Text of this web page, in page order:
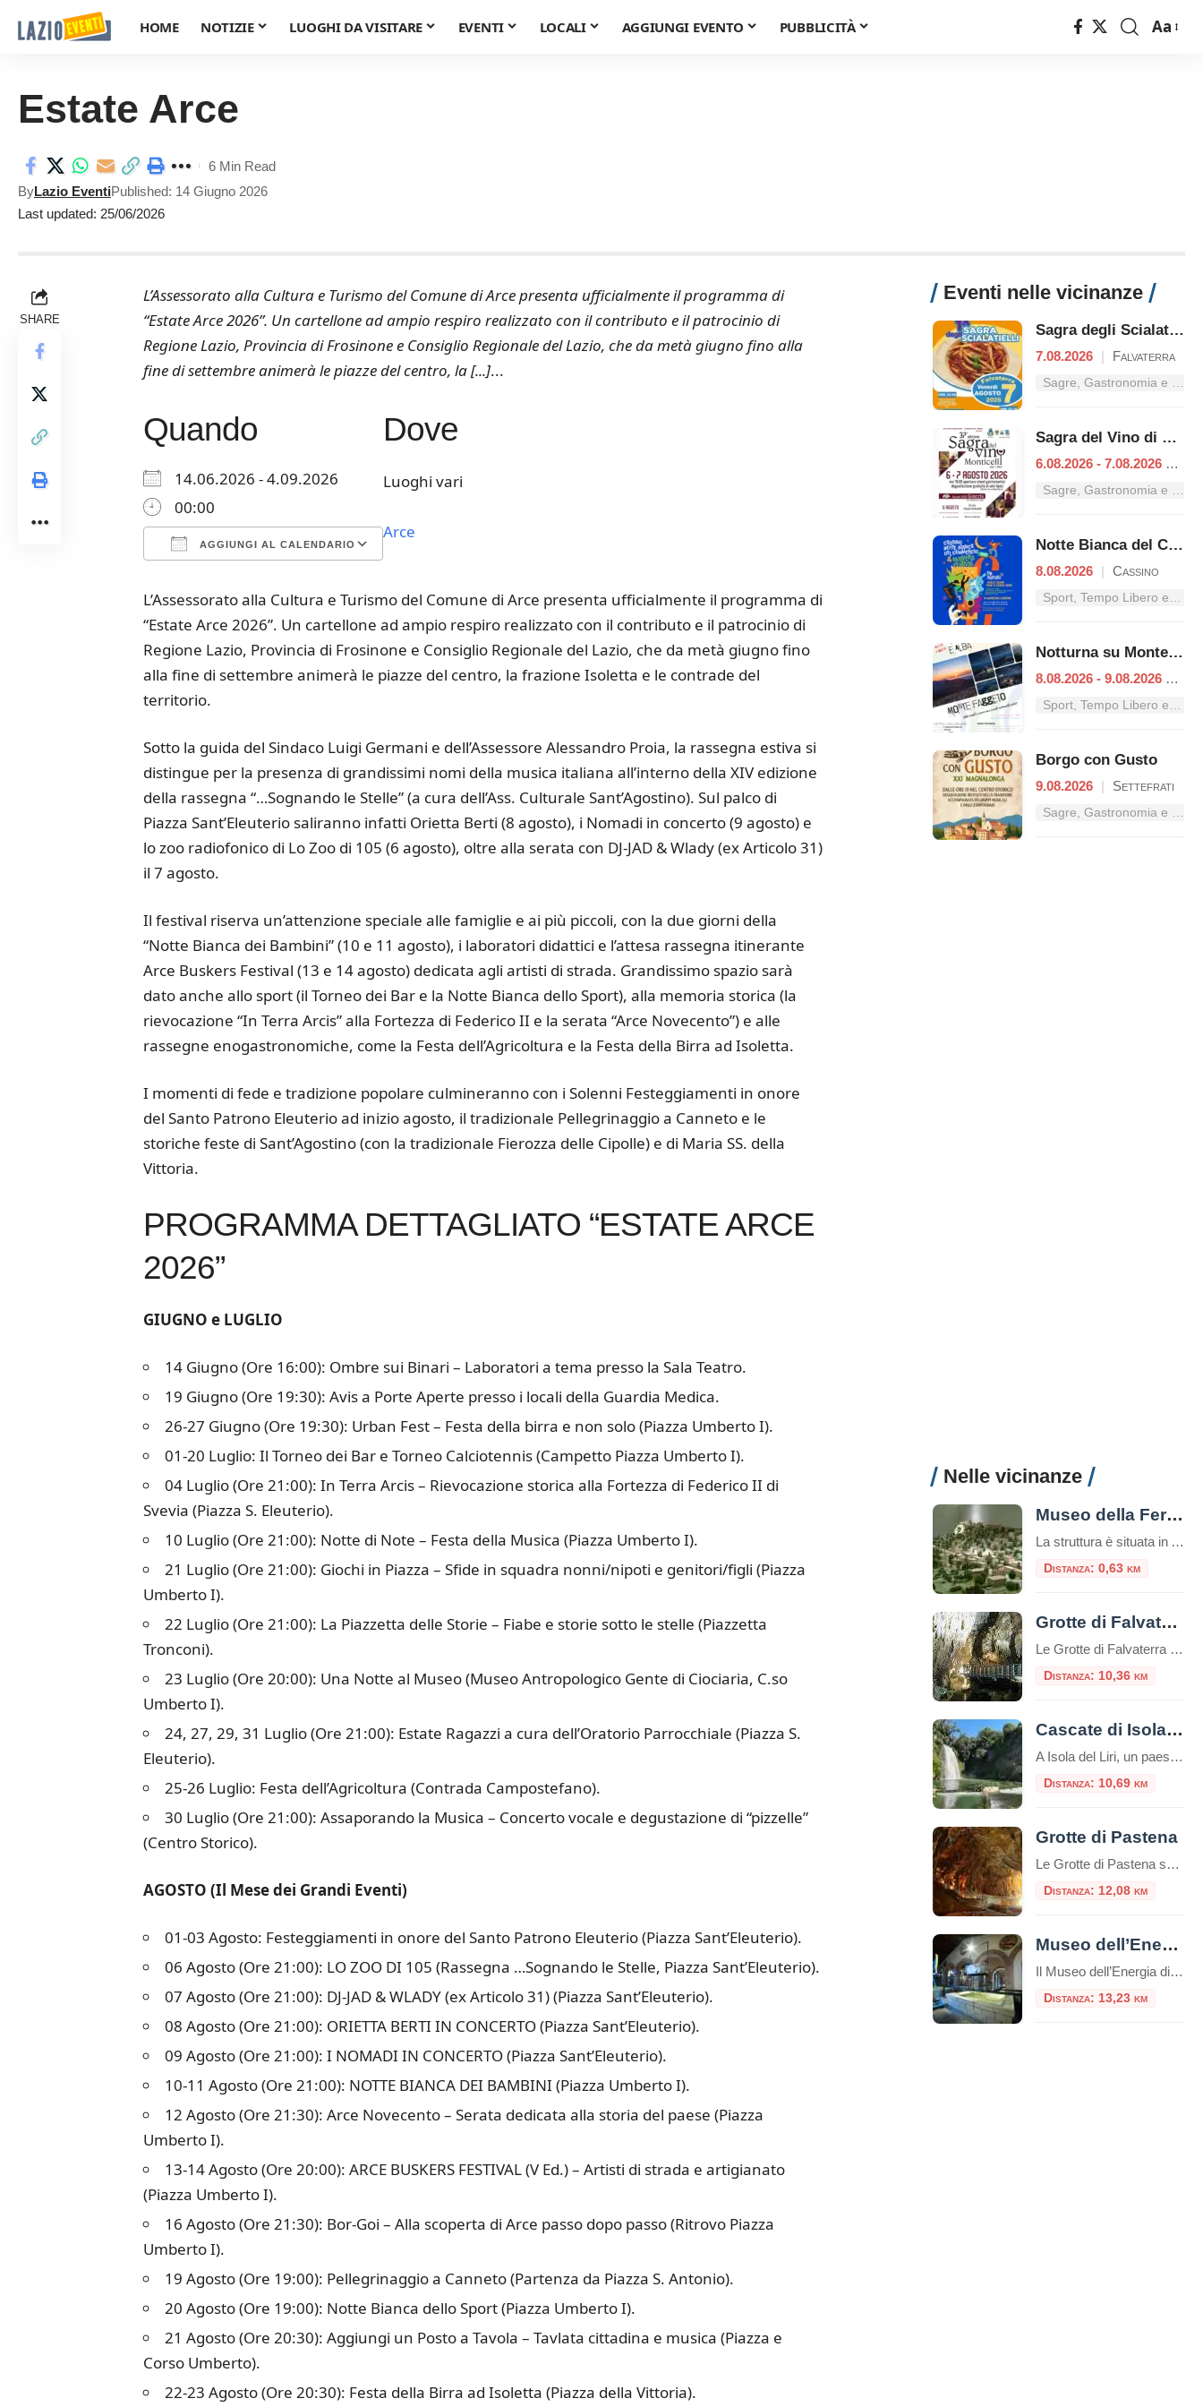
HOME NOTIZIE LUOGHI DA VISITARE EVENTI LOCALI AGGIUNGI EVENTO PUBBLICITÀ
Font
Aa
Estate Arce
Last updated: 25/06/2026
ByLazio EventiPublished: 14 Giugno 2026
6 Min Read
SHARE
L’Assessorato alla Cultura e Turismo del Comune di Arce presenta ufficialmente il programma di
“Estate Arce 2026”. Un cartellone ad ampio respiro realizzato con il contributo e il patrocinio di
Regione Lazio, Provincia di Frosinone e Consiglio Regionale del Lazio, che da metà giugno fino alla
fine di settembre animerà le piazze del centro, la [...]...
Quando
14.06.2026 - 4.09.2026
00:00
AGGIUNGI AL CALENDARIO
Dove
Luoghi vari
Arce
L’Assessorato alla Cultura e Turismo del Comune di Arce presenta ufficialmente il programma di
“Estate Arce 2026”. Un cartellone ad ampio respiro realizzato con il contributo e il patrocinio di
Regione Lazio, Provincia di Frosinone e Consiglio Regionale del Lazio, che da metà giugno fino
alla fine di settembre animerà le piazze del centro, la frazione Isoletta e le contrade del
territorio.
Sotto la guida del Sindaco Luigi Germani e dell’Assessore Alessandro Proia, la rassegna estiva si
distingue per la presenza di grandissimi nomi della musica italiana all’interno della XIV edizione
della rassegna “…Sognando le Stelle” (a cura dell’Ass. Culturale Sant’Agostino). Sul palco di
Piazza Sant’Eleuterio saliranno infatti Orietta Berti (8 agosto), i Nomadi in concerto (9 agosto) e
lo zoo radiofonico di Lo Zoo di 105 (6 agosto), oltre alla serata con DJ-JAD & Wlady (ex Articolo 31)
il 7 agosto.
Il festival riserva un’attenzione speciale alle famiglie e ai più piccoli, con la due giorni della
“Notte Bianca dei Bambini” (10 e 11 agosto), i laboratori didattici e l’attesa rassegna itinerante
Arce Buskers Festival (13 e 14 agosto) dedicata agli artisti di strada. Grandissimo spazio sarà
dato anche allo sport (il Torneo dei Bar e la Notte Bianca dello Sport), alla memoria storica (la
rievocazione “In Terra Arcis” alla Fortezza di Federico II e la serata “Arce Novecento”) e alle
rassegne enogastronomiche, come la Festa dell’Agricoltura e la Festa della Birra ad Isoletta.
I momenti di fede e tradizione popolare culmineranno con i Solenni Festeggiamenti in onore
del Santo Patrono Eleuterio ad inizio agosto, il tradizionale Pellegrinaggio a Canneto e le
storiche feste di Sant’Agostino (con la tradizionale Fierozza delle Cipolle) e di Maria SS. della
Vittoria.
PROGRAMMA DETTAGLIATO “ESTATE ARCE
2026”
GIUGNO e LUGLIO
14 Giugno (Ore 16:00): Ombre sui Binari – Laboratori a tema presso la Sala Teatro.
19 Giugno (Ore 19:30): Avis a Porte Aperte presso i locali della Guardia Medica.
26-27 Giugno (Ore 19:30): Urban Fest – Festa della birra e non solo (Piazza Umberto I).
01-20 Luglio: Il Torneo dei Bar e Torneo Calciotennis (Campetto Piazza Umberto I).
04 Luglio (Ore 21:00): In Terra Arcis – Rievocazione storica alla Fortezza di Federico II di
Svevia (Piazza S. Eleuterio).
10 Luglio (Ore 21:00): Notte di Note – Festa della Musica (Piazza Umberto I).
21 Luglio (Ore 21:00): Giochi in Piazza – Sfide in squadra nonni/nipoti e genitori/figli (Piazza
Umberto I).
22 Luglio (Ore 21:00): La Piazzetta delle Storie – Fiabe e storie sotto le stelle (Piazzetta
Tronconi).
23 Luglio (Ore 20:00): Una Notte al Museo (Museo Antropologico Gente di Ciociaria, C.so
Umberto I).
24, 27, 29, 31 Luglio (Ore 21:00): Estate Ragazzi a cura dell’Oratorio Parrocchiale (Piazza S.
Eleuterio).
25-26 Luglio: Festa dell’Agricoltura (Contrada Campostefano).
30 Luglio (Ore 21:00): Assaporando la Musica – Concerto vocale e degustazione di “pizzelle”
(Centro Storico).
AGOSTO (Il Mese dei Grandi Eventi)
01-03 Agosto: Festeggiamenti in onore del Santo Patrono Eleuterio (Piazza Sant’Eleuterio).
06 Agosto (Ore 21:00): LO ZOO DI 105 (Rassegna …Sognando le Stelle, Piazza Sant’Eleuterio).
07 Agosto (Ore 21:00): DJ-JAD & WLADY (ex Articolo 31) (Piazza Sant’Eleuterio).
08 Agosto (Ore 21:00): ORIETTA BERTI IN CONCERTO (Piazza Sant’Eleuterio).
09 Agosto (Ore 21:00): I NOMADI IN CONCERTO (Piazza Sant’Eleuterio).
10-11 Agosto (Ore 21:00): NOTTE BIANCA DEI BAMBINI (Piazza Umberto I).
12 Agosto (Ore 21:30): Arce Novecento – Serata dedicata alla storia del paese (Piazza
Umberto I).
13-14 Agosto (Ore 20:00): ARCE BUSKERS FESTIVAL (V Ed.) – Artisti di strada e artigianato
(Piazza Umberto I).
16 Agosto (Ore 21:30): Bor-Goi – Alla scoperta di Arce passo dopo passo (Ritrovo Piazza
Umberto I).
19 Agosto (Ore 19:00): Pellegrinaggio a Canneto (Partenza da Piazza S. Antonio).
20 Agosto (Ore 19:00): Notte Bianca dello Sport (Piazza Umberto I).
21 Agosto (Ore 20:30): Aggiungi un Posto a Tavola – Tavlata cittadina e musica (Piazza e
Corso Umberto).
22-23 Agosto (Ore 20:30): Festa della Birra ad Isoletta (Piazza della Vittoria).
Eventi nelle vicinanze
Sagra degli Scialatielli
7.08.2026 | Falvaterra
Sagre, Gastronomia e Tradizioni nel Lazio
Sagra del Vino di Monticelli
6.08.2026 - 7.08.2026 |
Sagre, Gastronomia e Tradizioni nel Lazio
Notte Bianca del Commercio
8.08.2026 | Cassino
Sport, Tempo Libero e Divertimento nel Lazio
Notturna su Monte Faggeto
8.08.2026 - 9.08.2026 |
Sport, Tempo Libero e Divertimento nel Lazio
Borgo con Gusto
9.08.2026 | Settefrati
Sagre, Gastronomia e Tradizioni nel Lazio
Nelle vicinanze
Museo della Ferrovia della Valle del Liri
La struttura è situata in Arce al piano terra del Palazzo comunale, sono circa 100 mq dedicati alla Ferrovia della Valle del Liri e della valle Roveto. Ferrovia mezzo di collegamento delle persone e delle culture delle due valli nonché delle due regioni
Distanza: 0,63 km
Grotte di Falvaterra e Rio Obaco
Le Grotte di Falvaterra si trovano all'interno del Monumento naturale delle “Grotte di Falvaterra e Rio Obaco”, un'area nel comune di Falvaterra con un sistema sotterraneo di grotte carsiche lunghe più di 5 chilometri che si snoda all'inter
Distanza: 10,36 km
Cascate di Isola del Liri
A Isola del Liri, un paese in provincia di Frosinone, il fiume Liri forma due cascate: la Cascata Grande e la Cascata del Valcatoio (o, anticamente, del Gualcatojo).Il fiume Liri, nel centro cittadino, si biforca in due bracci all’altezza del castello Boncompagni – Viscogliosi, formando ciascuno un salto. Il braccio sinistro del fiume alimenta la […]
Distanza: 10,69 km
Grotte di Pastena
Le Grotte di Pastena sono un sistema di grotte situato nel comune di Pastena, in provincia di Frosinone, nel Parco Naturale Regionale Monti Ausoni e Lago di Fondi. Sono una delle attrazioni turistiche più popolari della zona e offrono ai visitatori la possibilità di esplorare un complesso sotterraneo di grotte e cavità naturali. Le Grotte […]
Distanza: 12,08 km
Museo dell’Energia di Ripi
Il Museo dell’Energia di Ripi è un laboratorio didattico, museo geologico e museo scientifico insieme, un luogo ideale per comprendere il mondo dell’Energia. L’idea iniziale nasce dalla presenza di alcuni pozzi di petrolio, ancora oggi in funzione e dal recupero di due manufatti dismessi, un mattatoio e un lavatoio. A Ripi fu scoperto uno dei […]
Distanza: 13,23 km